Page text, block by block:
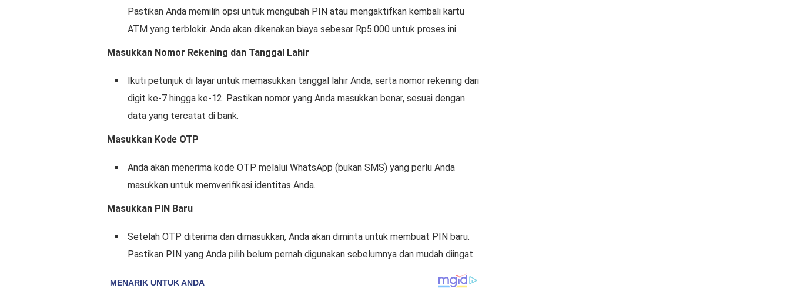
Pastikan Anda memilih opsi untuk mengubah PIN atau mengaktifkan kembali kartu
ATM yang terblokir. Anda akan dikenakan biaya sebesar Rp5.000 untuk proses ini.
Masukkan Nomor Rekening dan Tanggal Lahir
Ikuti petunjuk di layar untuk memasukkan tanggal lahir Anda, serta nomor rekening dari
digit ke-7 hingga ke-12. Pastikan nomor yang Anda masukkan benar, sesuai dengan
data yang tercatat di bank.
Masukkan Kode OTP
Anda akan menerima kode OTP melalui WhatsApp (bukan SMS) yang perlu Anda
masukkan untuk memverifikasi identitas Anda.
Masukkan PIN Baru
Setelah OTP diterima dan dimasukkan, Anda akan diminta untuk membuat PIN baru.
Pastikan PIN yang Anda pilih belum pernah digunakan sebelumnya dan mudah diingat.